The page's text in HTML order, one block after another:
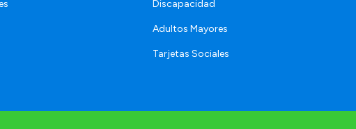
Discapacidad
Adultos Mayores
Tarjetas Sociales